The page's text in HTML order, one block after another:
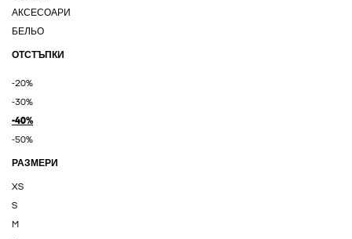
АКСЕСОАРИ
БЕЛЬО
ОТСТЪПКИ
-20%
-30%
-40%
-50%
РАЗМЕРИ
XS
S
M